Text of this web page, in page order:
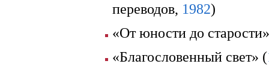
переводов, 1982)
«От юности до
«Благословенный свет» (